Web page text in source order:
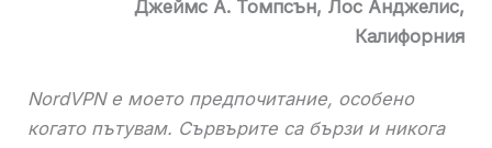
Джеймс А. Томпсън, Лос Анджелис,
Калифорния
NordVPN е моето предпочитание, особено
когато пътувам. Сървърите са бързи и никога